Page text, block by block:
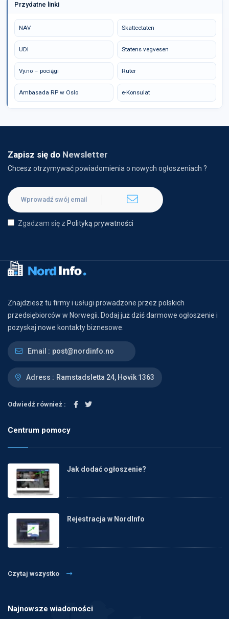
Przydatne linki
NAV Skatteetaten
UDI Statens vegvesen
Vy.no – pociągi Ruter
Ambasada RP w Oslo e-Konsulat
Zapisz się do Newsletter
Chcesz otrzymywać powiadomienia o nowych ogłoszeniach ?
Zgadzam się z Polityką prywatności
Znajdziesz tu firmy i usługi prowadzone przez polskich
przedsiębiorców w Norwegii. Dodaj już dziś darmowe ogłoszenie i
pozyskaj nowe kontakty biznesowe.
Email : post@nordinfo.no
Adress : Ramstadsletta 24, Høvik 1363
Odwiedź również :
Centrum pomocy
Jak dodać ogłoszenie?
Rejestracja w NordInfo
Czytaj wszystko
Najnowsze wiadomości